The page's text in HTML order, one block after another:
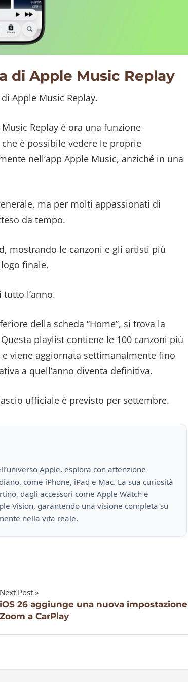
di Apple Music Replay
Apple Music Replay.
Replay è ora una funzione
è possibile vedere le proprie
nell’app Apple Music, anziché in una
ma per molti appassionati di
da tempo.
mostrando le canzoni e gli artisti più
finale.
l’anno.
della scheda “Home”, si trova la
playlist contiene le 100 canzoni più
viene aggiornata settimanalmente fino
a quell’anno diventa definitiva.
ufficiale è previsto per settembre.
Apple, esplora con attenzione
come iPhone, iPad e Mac. La sua curiosità
dagli accessori come Apple Watch e
Vision, garantendo una visione completa su
nella vita reale.
Next Post
iOS 26 aggiunge una nuova impostazione
Zoom a CarPlay